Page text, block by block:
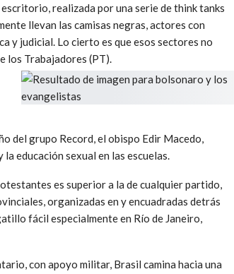
realizada por una serie de think tanks
llevan las camisas negras, actores con
y judicial. Lo cierto es que esos sectores no
los Trabajadores (PT).
del grupo Record, el obispo Edir Macedo,
educación sexual en las escuelas.
es superior a la de cualquier partido,
organizadas en y encuadradas detrás
fácil especialmente en Río de Janeiro,
con apoyo militar, Brasil camina hacia una